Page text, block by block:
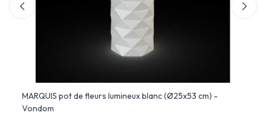
MARQUIS pot de fleurs lumineux blanc (Ø25x53 cm) -
Vondom